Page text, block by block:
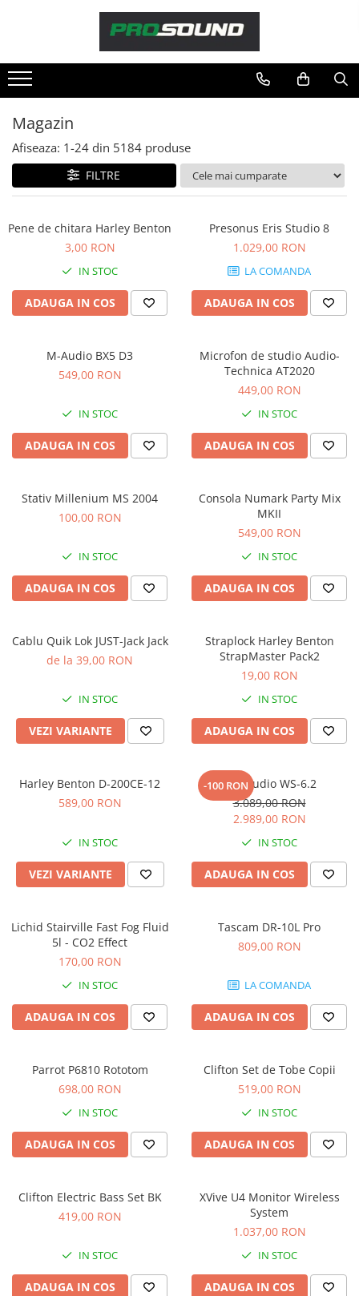
Sonorizare / PA
Adaptoare phantom
Adresare publica 100V
Amplificatoare Audio
Boxe Audio
Mixere audio
Monitorizare In-Ear
Pickup-uri, platane & accesorii
Playere si Recordere
Procesoare si efecte
Stabilizatoare de tensiune UPS si
Power Conditioner
Microfoane
Accesorii de microfoane
Microfoane de broadcast
Microfoane de instrumente
Microfoane de studio
Microfoane de Suprafata
Microfoane lavaliera si headset
Microfoane podcast, USB, iOS /
Microfoane pt Camere Video
Microfoane pt instalatii si
conferinta
Microfoane stereo
Microfoane Suspendabile
Stative de microfon
Studio si inregistrari
Accesorii de microfoane
Accesorii echipamente de studio
Clape MIDI
Convertoare AD/DA
Microfoane de studio
Preamplificatoare
Protectii antifonice pentru urechi
Recordere de studio
Recordere portabile
Subwoofere de studio
Magazin
Afiseaza: 1-24 din 5184 produse
FILTRE
Pene de chitara Harley Benton
3,00 RON
IN STOC
ADAUGA IN COS
Presonus Eris Studio 8
1.029,00 RON
LA COMANDA
ADAUGA IN COS
M-Audio BX5 D3
549,00 RON
IN STOC
ADAUGA IN COS
Microfon de studio Audio-
Technica AT2020
449,00 RON
IN STOC
ADAUGA IN COS
Stativ Millenium MS 2004
100,00 RON
IN STOC
ADAUGA IN COS
Consola Numark Party Mix
MKII
549,00 RON
IN STOC
ADAUGA IN COS
Cablu Quik Lok JUST-Jack Jack
de la 39,00 RON
IN STOC
VEZI VARIANTE
Straplock Harley Benton
StrapMaster Pack2
19,00 RON
IN STOC
ADAUGA IN COS
Harley Benton D-200CE-12
589,00 RON
IN STOC
VEZI VARIANTE
-100 RON
Kali Audio WS-6.2
3.089,00 RON
2.989,00 RON
IN STOC
ADAUGA IN COS
Lichid Stairville Fast Fog Fluid
5l - CO2 Effect
170,00 RON
IN STOC
ADAUGA IN COS
Tascam DR-10L Pro
809,00 RON
LA COMANDA
ADAUGA IN COS
Parrot P6810 Rototom
698,00 RON
IN STOC
ADAUGA IN COS
Clifton Set de Tobe Copii
519,00 RON
IN STOC
ADAUGA IN COS
Clifton Electric Bass Set BK
419,00 RON
IN STOC
ADAUGA IN COS
XVive U4 Monitor Wireless
System
1.037,00 RON
IN STOC
ADAUGA IN COS